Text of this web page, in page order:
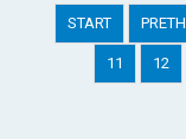
START
11 12